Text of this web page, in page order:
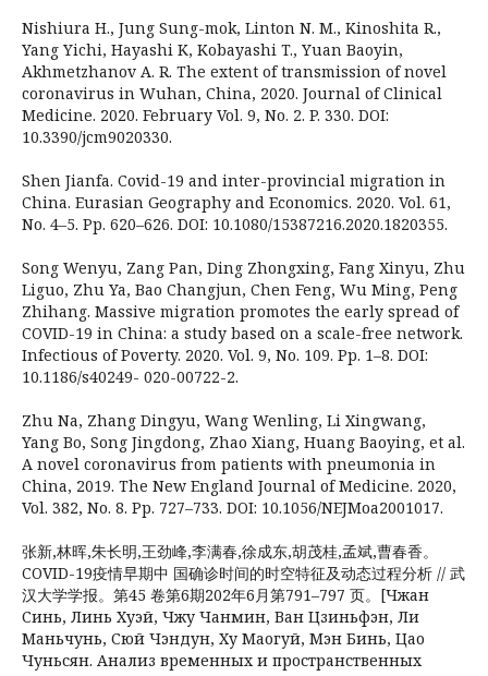
Nishiura H., Jung Sung-mok, Linton N. M., Kinoshita R.,
Yang Yichi, Hayashi K, Kobayashi T., Yuan Baoyin,
Akhmetzhanov A. R. The extent of transmission of novel
coronavirus in Wuhan, China, 2020. Journal of Clinical
Medicine. 2020. February Vol. 9, No. 2. P. 330. DOI:
10.3390/jcm9020330.
Shen Jianfa. Covid-19 and inter-provincial migration in
China. Eurasian Geography and Economics. 2020. Vol. 61,
No. 4–5. Pp. 620–626. DOI: 10.1080/15387216.2020.1820355.
Song Wenyu, Zang Pan, Ding Zhongxing, Fang Xinyu, Zhu
Liguo, Zhu Ya, Bao Changjun, Chen Feng, Wu Ming, Peng
Zhihang. Massive migration promotes the early spread of
COVID-19 in China: a study based on a scale-free network.
Infectious of Poverty. 2020. Vol. 9, No. 109. Pp. 1–8. DOI:
10.1186/s40249- 020-00722-2.
Zhu Na, Zhang Dingyu, Wang Wenling, Li Xingwang,
Yang Bo, Song Jingdong, Zhao Xiang, Huang Baoying, et al.
A novel coronavirus from patients with pneumonia in
China, 2019. The New England Journal of Medicine. 2020,
Vol. 382, No. 8. Pp. 727–733. DOI: 10.1056/NEJMoa2001017.
张新,林晖,朱长明,王劲峰,李满春,徐成东,胡茂桂,孟斌,曹春香。
COVID-19疫情早期中 国确诊时间的时空特征及动态过程分析 // 武
汉大学学报。第45 卷第6期202年6月第791–797 页。[Чжан
Синь, Линь Хуэй, Чжу Чанмин, Ван Цзиньфэн, Ли
Маньчунь, Сюй Чэндун, Ху Маогуй, Мэн Бинь, Цао
Чуньсян. Анализ временных и пространственных